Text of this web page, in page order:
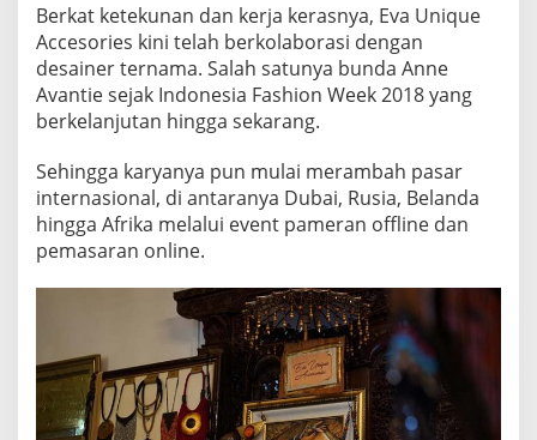
H
I
N
A
Berkat ketekunan dan kerja kerasnya, Eva Unique
Accesories kini telah berkolaborasi dengan
desainer ternama. Salah satunya bunda Anne
Avantie sejak Indonesia Fashion Week 2018 yang
berkelanjutan hingga sekarang.
Sehingga karyanya pun mulai merambah pasar
internasional, di antaranya Dubai, Rusia, Belanda
hingga Afrika melalui event pameran offline dan
pemasaran online.